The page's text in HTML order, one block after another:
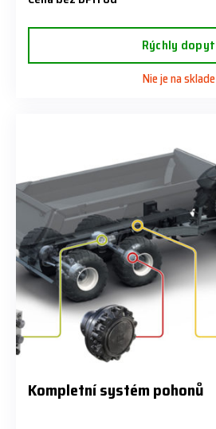
Rýchly dopyt
Nie je na sklade
Kompletní systém pohonů